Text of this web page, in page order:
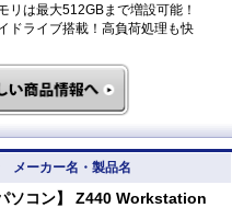
は最大512GBまで増設可能！
ドライブ搭載！高負荷処理も快
メーカー名・製品名
ソコン】 Z440 Workstation